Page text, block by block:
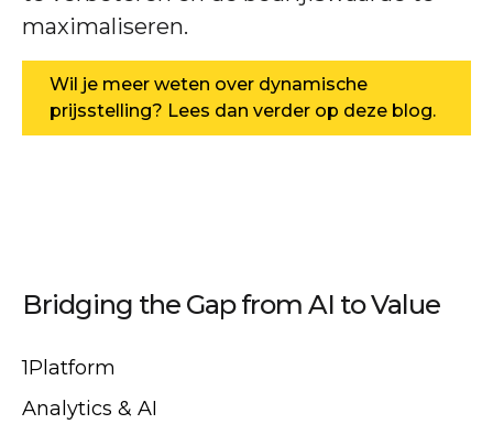
maximaliseren.
Wil je meer weten over dynamische
prijsstelling? Lees dan verder op deze blog.
Bridging the Gap from AI to Value
1Platform
Analytics & AI